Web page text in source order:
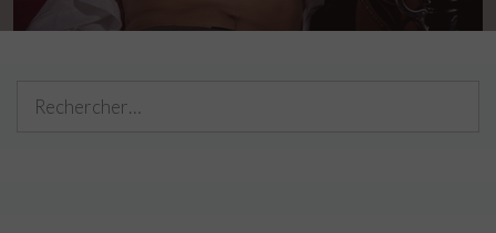
Rechercher :